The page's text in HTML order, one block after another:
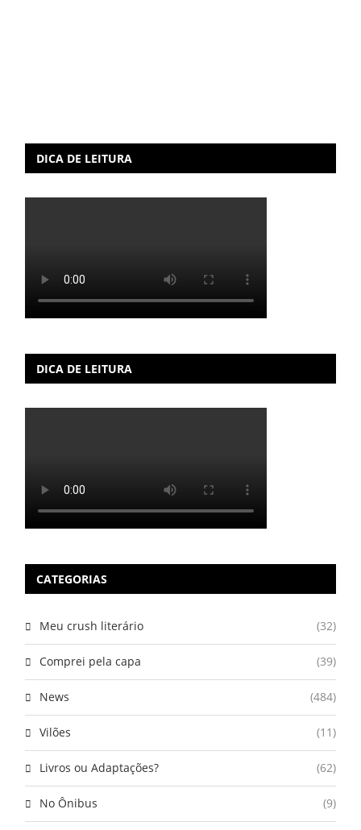
DICA DE LEITURA
DICA DE LEITURA
CATEGORIAS
Meu crush literário (32)
Comprei pela capa (39)
News (484)
Vilões (11)
Livros ou Adaptações? (62)
No Ônibus (9)